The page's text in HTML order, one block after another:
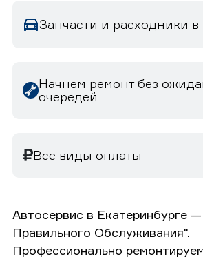
Запчасти и расходники
Начнем ремонт без
очередей
Все виды оплаты
Автосервис в Екатеринбурге
Правильного Обслуживания".
Профессионально